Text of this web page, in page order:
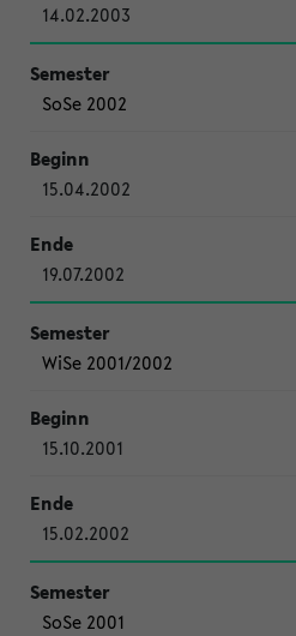
14.02.2003
SoSe 2002
15.04.2002
19.07.2002
WiSe 2001/2002
15.10.2001
15.02.2002
SoSe 2001